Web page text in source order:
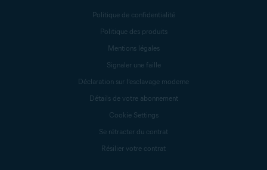
Politique de confidentialité
Politique des produits
Mentions légales
Signaler une faille
Déclaration sur l’esclavage moderne
Détails de votre abonnement
Cookie Settings
Se rétracter du contrat
Résilier votre contrat